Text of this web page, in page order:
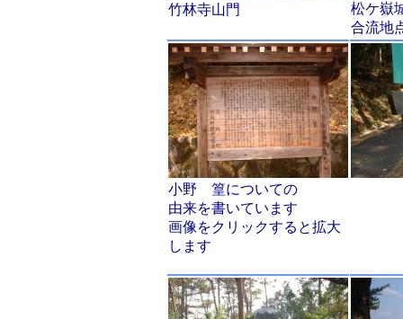
竹林寺山門
松ケ嶽
合流地
小野 篁についての
由来を書いています
画像をクリックすると拡大
します